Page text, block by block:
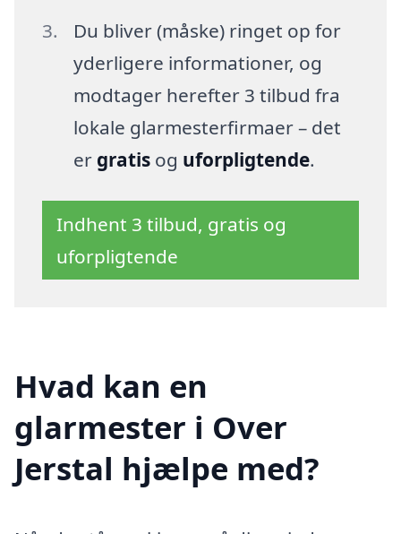
Du bliver (måske) ringet op for
yderligere informationer, og
modtager herefter 3 tilbud fra
lokale glarmesterfirmaer – det
er gratisog uforpligtende.
Indhent 3 tilbud, gratis og
uforpligtende
Hvad kan en
glarmester i Over
Jerstal hjælpe med?